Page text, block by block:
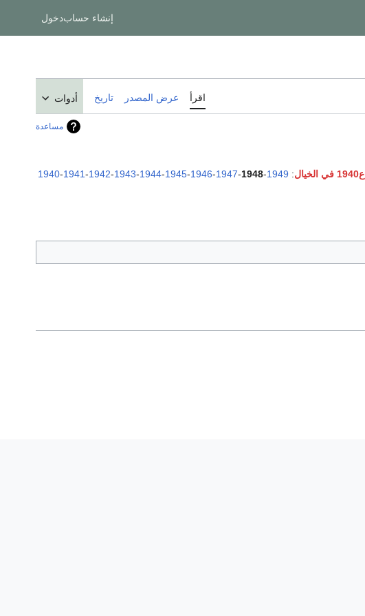
إنشاء حسابدخول
اقرأ عرض المصدر تاريخ أدوات
مساعدة
ع1940 في الخيال :
1940-1941-1942-1943-1944-1945-1946-1947-1948-1949